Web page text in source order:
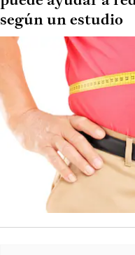
según un estudio